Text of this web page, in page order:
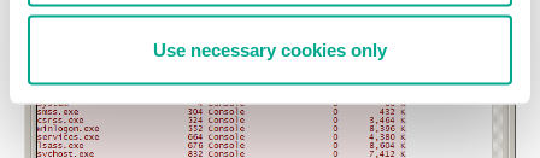
Use necessary cookies only